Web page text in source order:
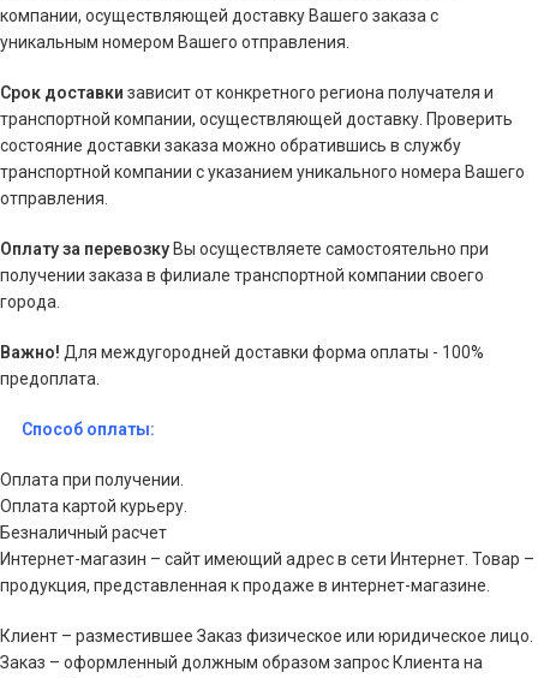
компании, осуществляющей доставку Вашего заказа с
уникальным номером Вашего отправления.
Срок доставки зависит от конкретного региона получателя и
транспортной компании, осуществляющей доставку. Проверить
состояние доставки заказа можно обратившись в службу
транспортной компании с указанием уникального номера Вашего
отправления.
Оплату за перевозку Вы осуществляете самостоятельно при
получении заказа в филиале транспортной компании своего
города.
Важно! Для междугородней доставки форма оплаты - 100%
предоплата.
Способ оплаты:
Оплата при получении.
Оплата картой курьеру.
Безналичный расчет
Интернет-магазин – сайт имеющий адрес в сети Интернет. Товар –
продукция, представленная к продаже в интернет-магазине.
Клиент – разместившее Заказ физическое или юридическое лицо.
Заказ – оформленный должным образом запрос Клиента на